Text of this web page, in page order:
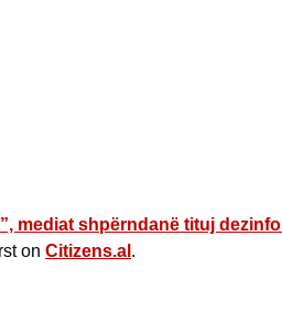
mediat shpërndanë tituj
on Citizens.al .